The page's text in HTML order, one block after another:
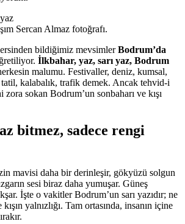
Sercan Almaz fotoğrafı.
bildiğimiz mevsimlerBodrum’da
İlkbahar, yaz, sarı yaz, Bodrum
malumu. Festivaller, deniz, kumsal,
tatil, kalabalık, trafik demek. Ancak tehvid-i
sokan Bodrum’un sonbaharı ve kışı
bitmez, sadece rengi
mavisi daha bir derinleşir, gökyüzü solgun
sesi biraz daha yumuşar. Güneş
İşte o vakitler Bodrum’un sarı yazıdır; ne
kışın yalnızlığı. Tam ortasında, insanın içine